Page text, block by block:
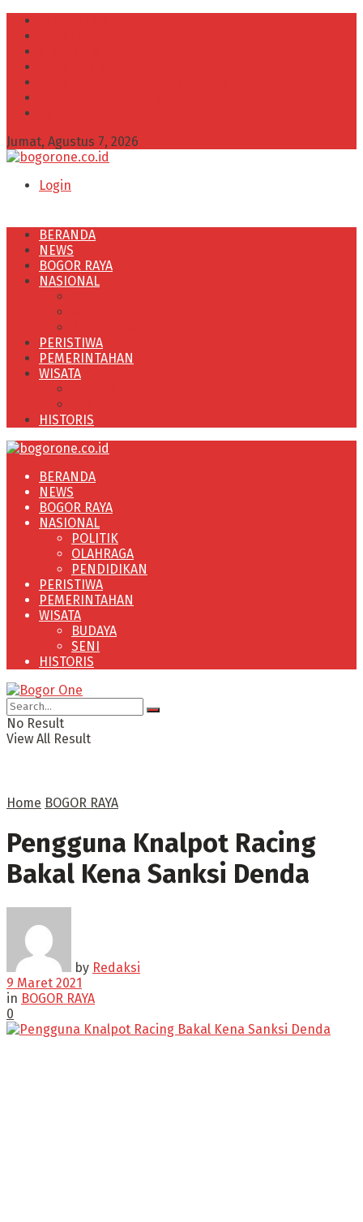
Jumat, Agustus 7, 2026
Login
BERANDA
NEWS
BOGOR RAYA
NASIONAL
PERISTIWA
PEMERINTAHAN
WISATA
HISTORIS
BERANDA
NEWS
BOGOR RAYA
NASIONAL
POLITIK
OLAHRAGA
PENDIDIKAN
PERISTIWA
PEMERINTAHAN
WISATA
BUDAYA
SENI
HISTORIS
No Result
View All Result
Home BOGOR RAYA
Pengguna Knalpot Racing
Bakal Kena Sanksi Denda
by Redaksi
9 Maret 2021
in BOGOR RAYA
0